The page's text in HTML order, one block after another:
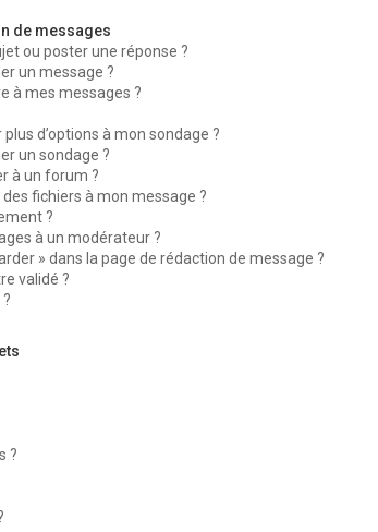
de messages
ou poster une réponse ?
un message ?
à mes messages ?
d’options à mon sondage ?
un sondage ?
à un forum ?
fichiers à mon message ?
?
à un modérateur ?
» dans la page de rédaction de message ?
validé ?
?